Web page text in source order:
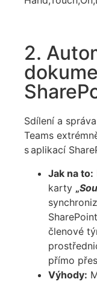
2.
Sdílení a
Teams
s aplikací
Jak na to:
karty „
členové
přímo
Výhody: